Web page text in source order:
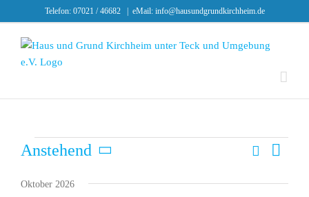
to
content
Telefon: 07021 / 46682 eMail: info@hausundgrundkirchheim.de
Veranstaltungen
Such-
Suche
Liste
Anstehend
wählen.
Oktober 2026